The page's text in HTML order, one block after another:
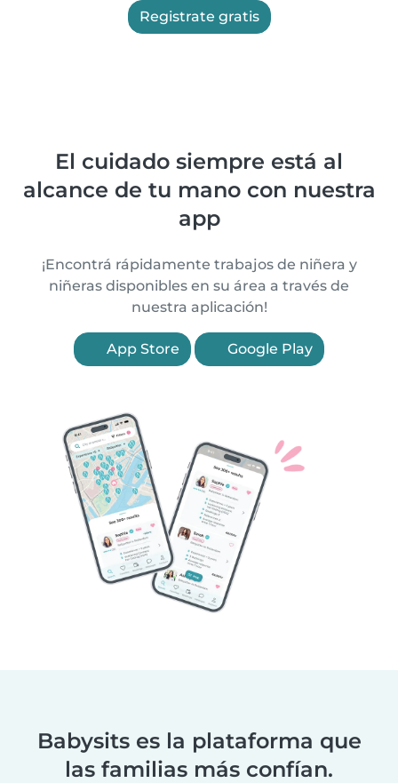
Registrate gratis
El cuidado siempre está al
alcance de tu mano con nuestra
app
¡Encontrá rápidamente trabajos de niñera y
niñeras disponibles en su área a través de
nuestra aplicación!
App Store Google Play
Babysits es la plataforma que
las familias más confían.